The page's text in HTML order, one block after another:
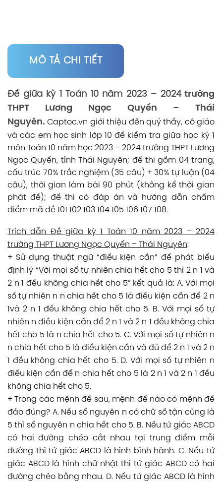
MÔ TẢ CHI TIẾT
Đề giữa kỳ 1 Toán 10 năm 2023 – 2024trường
THPT Lương Ngọc Quyến – Thái
Nguyên. Captoc.vn giới thiệu đến quý thầy, cô giáo
và các em học sinh lớp 10 đề kiểm tra giữa học kỳ 1
môn Toán 10 năm học 2023 – 2024 trường THPT Lương
Ngọc Quyến, tỉnh Thái Nguyên; đề thi gồm 04 trang,
cấu trúc 70% trắc nghiệm (35 câu) + 30% tự luận (04
câu), thời gian làm bài 90 phút (không kể thời gian
phát đề); đề thi có đáp án và hướng dẫn chấm
điểm mã đề 101 102 103 104 105 106 107 108.
Trích dẫn Đề giữa kỳ 1 Toán 10 năm 2023 – 2024
trường THPT Lương Ngọc Quyến – Thái Nguyên:
+ Sử dụng thuật ngữ “điều kiện cần” để phát biểu
định lý “Với mọi số tự nhiên chia hết cho 5 thì 2 n 1 và
2 n 1 đều không chia hết cho 5” kết quả là: A. Với mọi
số tự nhiên n n chia hết cho 5 là điều kiện cần để 2 n
1và 2 n 1 đều không chia hết cho 5. B. Với mọi số tự
nhiên n điều kiện cần để 2 n 1 và 2 n 1 đều không chia
hết cho 5 là n chia hết cho 5. C. Với mọi số tự nhiên n
n chia hết cho 5 là điều kiện cần và đủ để 2 n 1 và 2 n
1 đều không chia hết cho 5. D. Với mọi số tự nhiên n
điều kiện cần để n chia hết cho 5 là 2 n 1 và 2 n 1 đều
không chia hết cho 5.
+ Trong các mệnh đề sau, mệnh đề nào có mệnh đề
đảo đúng? A. Nếu số nguyên n có chữ số tận cùng là
5 thì số nguyên n chia hết cho 5. B. Nếu tứ giác ABCD
có hai đường chéo cắt nhau tại trung điểm mỗi
đường thì tứ giác ABCD là hình bình hành. C. Nếu tứ
giác ABCD là hình chữ nhật thì tứ giác ABCD có hai
đường chéo bằng nhau. D. Nếu tứ giác ABCD là hình